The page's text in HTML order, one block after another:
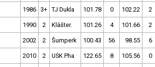
1986 3+ TJ Dukla 101.78 0 102.22 2
1990 2 Klášter. 101.26 4 101.66 2
2002 2 Šumperk 100.43 56 98.55 6
2010 2 USK Pha 122.65 8 105.56 0